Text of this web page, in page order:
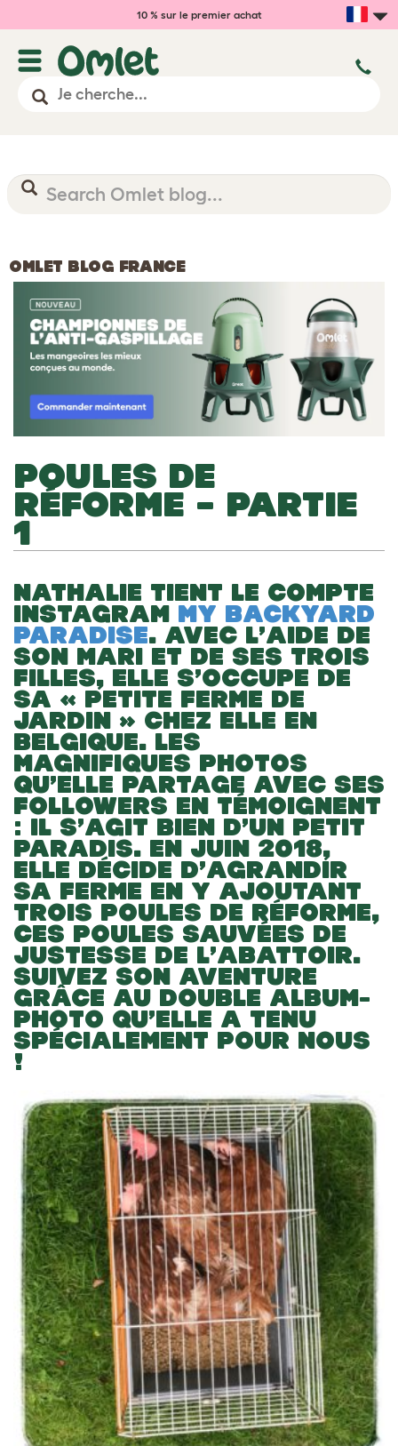
10 % sur le premier achat
OMLET BLOG FRANCE
POULES DE
RÉFORME – PARTIE
1
NATHALIE TIENT LE COMPTE
INSTAGRAM MY BACKYARD
PARADISE. AVEC L’AIDE DE
SON MARI ET DE SES TROIS
FILLES, ELLE S’OCCUPE DE
SA « PETITE FERME DE
JARDIN » CHEZ ELLE EN
BELGIQUE. LES
MAGNIFIQUES PHOTOS
QU’ELLE PARTAGE AVEC SES
FOLLOWERS EN TÉMOIGNENT
: IL S’AGIT BIEN D’UN PETIT
PARADIS. EN JUIN 2018,
ELLE DÉCIDE D’AGRANDIR
SA FERME EN Y AJOUTANT
TROIS POULES DE RÉFORME,
CES POULES SAUVÉES DE
JUSTESSE DE L’ABATTOIR.
SUIVEZ SON AVENTURE
GRÂCE AU DOUBLE ALBUM-
PHOTO QU’ELLE A TENU
SPÉCIALEMENT POUR NOUS
!